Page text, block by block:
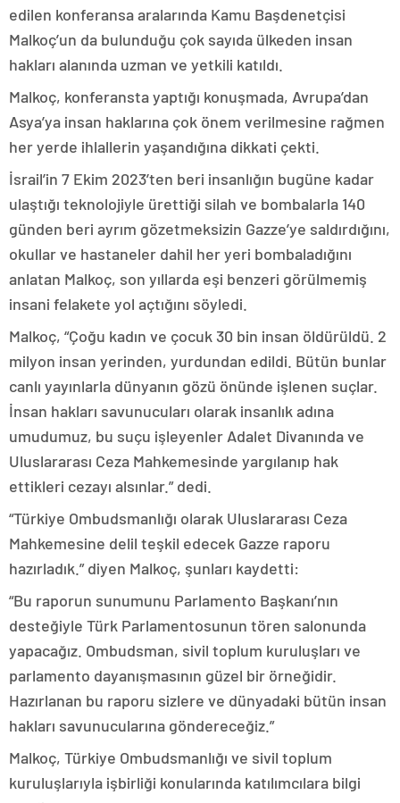
edilen konferansa aralarında Kamu Başdenetçisi
Malkoç’un da bulunduğu çok sayıda ülkeden insan
hakları alanında uzman ve yetkili katıldı.
Malkoç, konferansta yaptığı konuşmada, Avrupa’dan
Asya’ya insan haklarına çok önem verilmesine rağmen
her yerde ihlallerin yaşandığına dikkati çekti.
İsrail’in 7 Ekim 2023’ten beri insanlığın bugüne kadar
ulaştığı teknolojiyle ürettiği silah ve bombalarla 140
günden beri ayrım gözetmeksizin Gazze’ye saldırdığını,
okullar ve hastaneler dahil her yeri bombaladığını
anlatan Malkoç, son yıllarda eşi benzeri görülmemiş
insani felakete yol açtığını söyledi.
Malkoç, “Çoğu kadın ve çocuk 30 bin insan öldürüldü. 2
milyon insan yerinden, yurdundan edildi. Bütün bunlar
canlı yayınlarla dünyanın gözü önünde işlenen suçlar.
İnsan hakları savunucuları olarak insanlık adına
umudumuz, bu suçu işleyenler Adalet Divanında ve
Uluslararası Ceza Mahkemesinde yargılanıp hak
ettikleri cezayı alsınlar.” dedi.
“Türkiye Ombudsmanlığı olarak Uluslararası Ceza
Mahkemesine delil teşkil edecek Gazze raporu
hazırladık.” diyen Malkoç, şunları kaydetti:
“Bu raporun sunumunu Parlamento Başkanı’nın
desteğiyle Türk Parlamentosunun tören salonunda
yapacağız. Ombudsman, sivil toplum kuruluşları ve
parlamento dayanışmasının güzel bir örneğidir.
Hazırlanan bu raporu sizlere ve dünyadaki bütün insan
hakları savunucularına göndereceğiz.”
Malkoç, Türkiye Ombudsmanlığı ve sivil toplum
kuruluşlarıyla işbirliği konularında katılımcılara bilgi